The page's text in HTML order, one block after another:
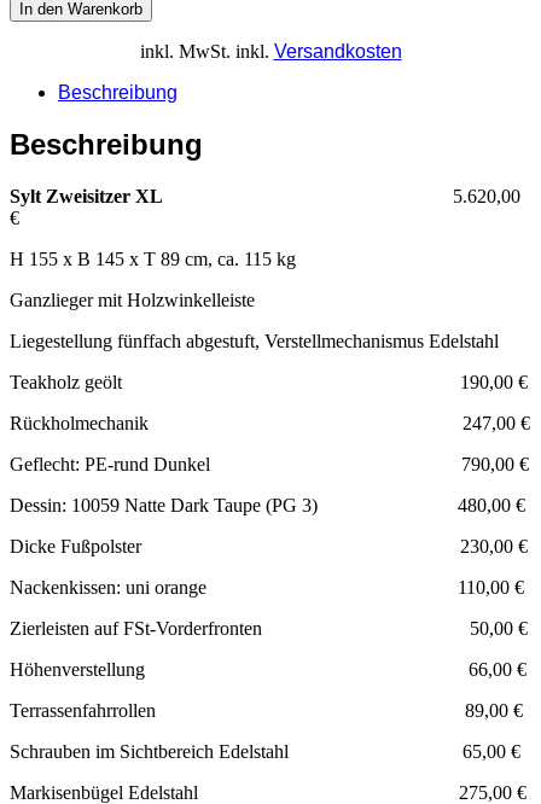
In den Warenkorb
inkl. MwSt. inkl. Versandkosten
Beschreibung
Beschreibung
Sylt Zweisitzer XL
5.620,00
€
H 155 x B 145 x T 89 cm, ca. 115 kg
Ganzlieger mit Holzwinkelleiste
Liegestellung fünffach abgestuft, Verstellmechanismus Edelstahl
Teakholz geölt 190,00 €
Rückholmechanik 247,00 €
Geflecht: PE-rund Dunkel 790,00 €
Dessin: 10059 Natte Dark Taupe (PG 3) 480,00 €
Dicke Fußpolster 230,00 €
Nackenkissen: uni orange 110,00 €
Zierleisten auf FSt-Vorderfronten 50,00 €
Höhenverstellung 66,00 €
Terrassenfahrrollen 89,00 €
Schrauben im Sichtbereich Edelstahl 65,00 €
Markisenbügel Edelstahl 275,00 €